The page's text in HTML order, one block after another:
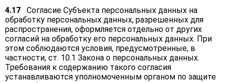
4.17 Согласие Субъекта персональных данных на
обработку персональных данных, разрешенных для
распространения, оформляется отдельно от других
согласий на обработку его персональных данных. При
этом соблюдаются условия, предусмотренные, в
частности, ст. 10.1 Закона о персональных данных.
Требования к содержанию такого согласия
устанавливаются уполномоченным органом по защите